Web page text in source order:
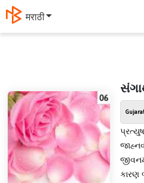
मराठी
કારણ